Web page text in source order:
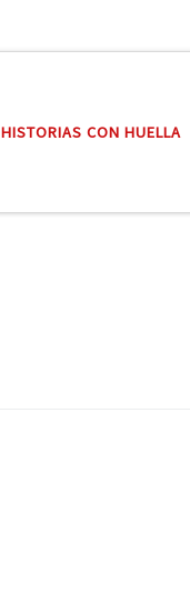
HISTORIAS CON HUELLA